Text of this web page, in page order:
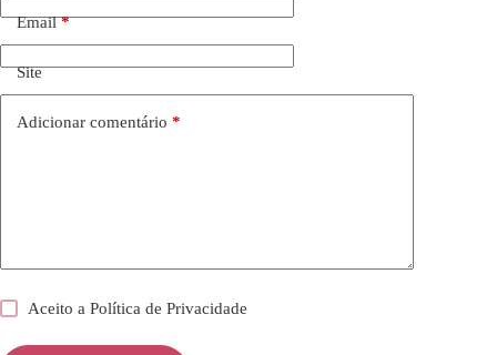
Email*
Site
Adicionar comentário *
Aceito aPolítica de Privacidade